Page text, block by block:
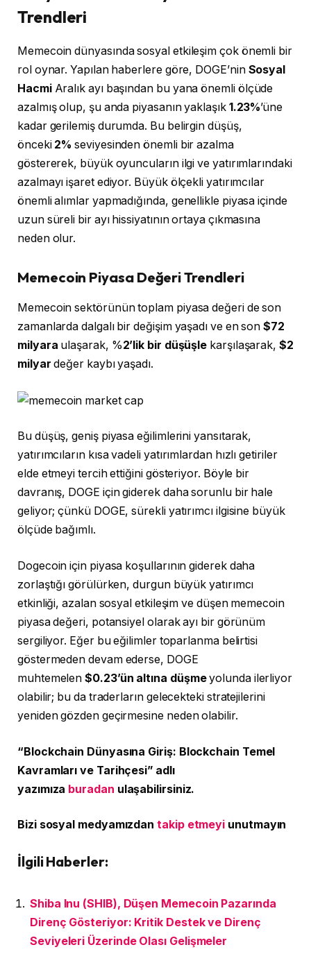
Trendleri
Memecoin dünyasında sosyal etkileşim çok önemli bir
rol oynar. Yapılan haberlere göre, DOGE’nin Sosyal
HacmiAralık ayı başından bu yana önemli ölçüde
azalmış olup, şu anda piyasanın yaklaşık 1.23%’üne
kadar gerilemiş durumda. Bu belirgin düşüş,
önceki 2% seviyesinden önemli bir azalma
göstererek, büyük oyuncuların ilgi ve yatırımlarındaki
azalmayı işaret ediyor. Büyük ölçekli yatırımcılar
önemli alımlar yapmadığında, genellikle piyasa içinde
uzun süreli bir ayı hissiyatının ortaya çıkmasına
neden olur.
Memecoin Piyasa Değeri Trendleri
Memecoin sektörünün toplam piyasa değeri de son
zamanlarda dalgalı bir değişim yaşadı ve en son$72
milyara ulaşarak, %2’lik bir düşüşle karşılaşarak, $2
milyar değer kaybı yaşadı.
Bu düşüş, geniş piyasa eğilimlerini yansıtarak,
yatırımcıların kısa vadeli yatırımlardan hızlı getiriler
elde etmeyi tercih ettiğini gösteriyor. Böyle bir
davranış, DOGE için giderek daha sorunlu bir hale
geliyor; çünkü DOGE, sürekli yatırımcı ilgisine büyük
ölçüde bağımlı.
Dogecoin için piyasa koşullarının giderek daha
zorlaştığı görülürken, durgun büyük yatırımcı
etkinliği, azalan sosyal etkileşim ve düşen memecoin
piyasa değeri, potansiyel olarak ayı bir görünüm
sergiliyor. Eğer bu eğilimler toparlanma belirtisi
göstermeden devam ederse, DOGE
muhtemelen$0.23’ün altına düşmeyolunda ilerliyor
olabilir; bu da traderların gelecekteki stratejilerini
yeniden gözden geçirmesine neden olabilir.
“Blockchain Dünyasına Giriş: Blockchain Temel
Kavramları ve Tarihçesi” adlı
yazımıza buradan ulaşabilirsiniz.
Bizi sosyal medyamızdantakip etmeyi unutmayın
İlgili Haberler:
Shiba Inu (SHIB), Düşen Memecoin Pazarında
Direnç Gösteriyor: Kritik Destek ve Direnç
Seviyeleri Üzerinde Olası Gelişmeler